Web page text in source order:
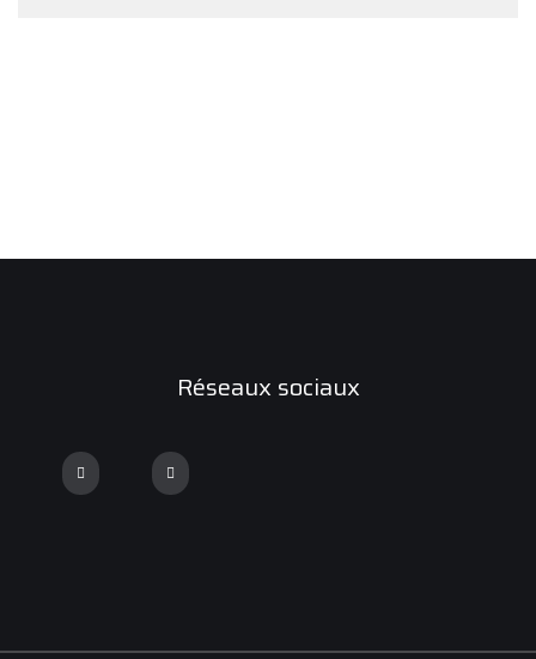
Réseaux sociaux